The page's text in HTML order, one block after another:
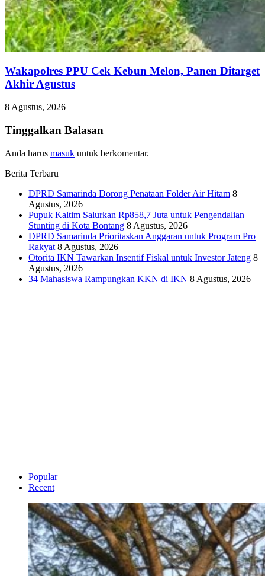
Wakapolres PPU Cek Kebun Melon, Panen Ditarget
Akhir Agustus
8 Agustus, 2026
Tinggalkan Balasan
Anda harus masuk untuk berkomentar.
Berita Terbaru
DPRD Samarinda Dorong Penataan Folder Air Hitam 8
Agustus, 2026
Pupuk Kaltim Salurkan Rp858,7 Juta untuk Pengendalian
Stunting di Kota Bontang 8 Agustus, 2026
DPRD Samarinda Prioritaskan Anggaran untuk Program Pro
Rakyat 8 Agustus, 2026
Otorita IKN Tawarkan Insentif Fiskal untuk Investor Jateng 8
Agustus, 2026
34 Mahasiswa Rampungkan KKN di IKN 8 Agustus, 2026
Popular
Recent